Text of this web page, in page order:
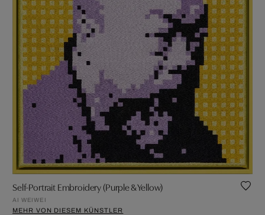
Self-Portrait Embroidery (Purple & Yellow)
AI WEIWEI
MEHR VON DIESEM KÜNSTLER